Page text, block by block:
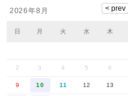
2026年8月
日 月 火 水 木
2 3 4 5 6
9 10 11 12 13